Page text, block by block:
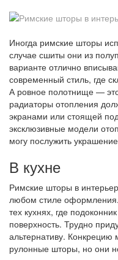
Иногда римские шторы
случае сшиты они из
варианте отлично
современный стиль, где
А ровное полотнище —
радиаторы отопления
экранами или стоящей
эксклюзивные модели
могу послужить
В кухне
Римские шторы в
любом стиле
тех кухнях, где
поверхность. Трудно
альтернативу. Конкрецию
рулонные шторы, но они